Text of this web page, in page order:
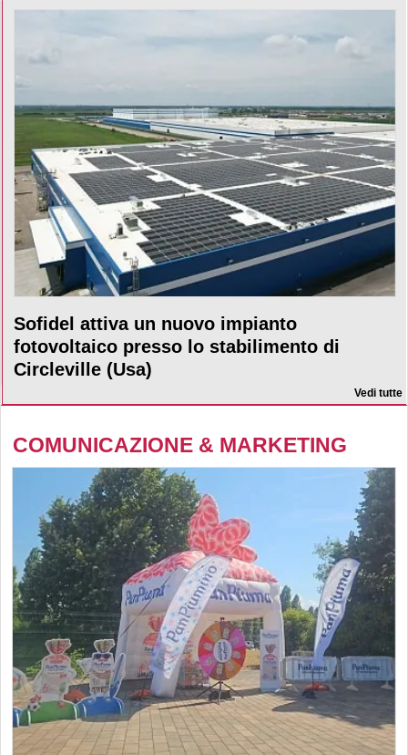
Sofidel attiva un nuovo impianto
fotovoltaico presso lo stabilimento di
Circleville (Usa)
Vedi tutte
COMUNICAZIONE & MARKETING